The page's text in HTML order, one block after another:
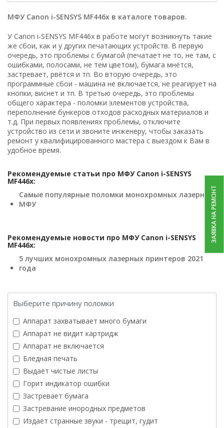
МФУ Canon i-SENSYS MF446x в каталоге товаров.
У Canon i-SENSYS MF446x в работе могут возникнуть такие
же сбои, как и у других печатающих устройств. В первую
очередь, это проблемы с бумагой (печатает не то, не там, с
ошибками, полосами, не тем цветом), бумага мнётся,
застревает, рвётся и тп. Во вторую очередь, это
программные сбои - машина не включается, не реагирует на
кнопки, виснет и тп. В третью очередь, это проблемы
общего характера - поломки элементов устройства,
переполнение бункеров отходов расходных материалов и
т.д. При первых появлениях проблемы, отключите
устройство из сети и звоните инженеру, чтобы заказать
ремонт у квалифицированного мастера с выездом к Вам в
удобное время.
Рекомендуемые статьи про МФУ Canon i-SENSYS
MF446x:
Самые популярные поломки монохромных лазерных
МФУ
Рекомендуемые новости про МФУ Canon i-SENSYS
MF446x:
5 лучших монохромных лазерных принтеров 2021
года
Выберите причину поломки
Аппарат захватывает много бумаги
Аппарат не видит картридж
Аппарат не включается
Бледная печать
Выдаёт чистые листы
Горит индикатор ошибки
Застревает бумага
Застревание инородных предметов
Издаёт странные звуки - трещит, гудит
ЗАЯВКА НА РЕМОНТ